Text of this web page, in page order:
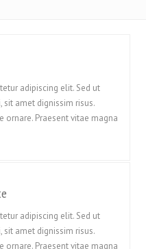
adipiscing elit. Sed ut
sit amet dignissim risus.
ornare. Praesent vitae magna
adipiscing elit. Sed ut
sit amet dignissim risus.
ornare. Praesent vitae magna